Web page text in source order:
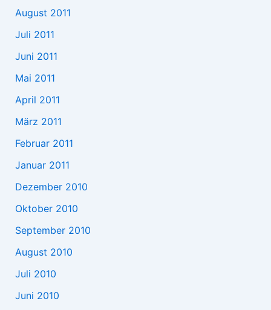
August 2011
Juli 2011
Juni 2011
Mai 2011
April 2011
März 2011
Februar 2011
Januar 2011
Dezember 2010
Oktober 2010
September 2010
August 2010
Juli 2010
Juni 2010